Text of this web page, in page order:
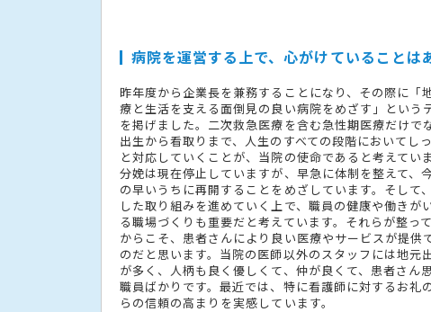
病院を運営する上で、心がけていることは
昨年度から企業長を兼務することになり、その際に「
療と生活を支える面倒見の良い病院をめざす」という
を掲げました。二次救急医療を含む急性期医療だけで
出生から看取りまで、人生のすべての段階においてし
と対応していくことが、当院の使命であると考えていま
分娩は現在停止していますが、早急に体制を整えて、
の早いうちに再開することをめざしています。そして
した取り組みを進めていく上で、職員の健康や働きが
る職場づくりも重要だと考えています。それらが整っ
からこそ、患者さんにより良い医療やサービスが提供
のだと思います。当院の医師以外のスタッフには地元
が多く、人柄も良く優しくて、仲が良くて、患者さん
職員ばかりです。最近では、特に看護師に対するお
らの信頼の高まりを実感しています。